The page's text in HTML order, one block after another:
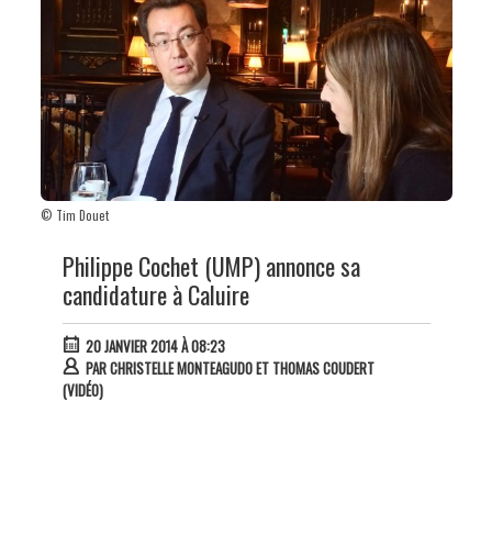
© Tim Douet
Philippe Cochet (UMP) annonce sa
candidature à Caluire
20 JANVIER 2014 À 08:23
PARCHRISTELLE MONTEAGUDO ET THOMAS COUDERT
(VIDÉO)